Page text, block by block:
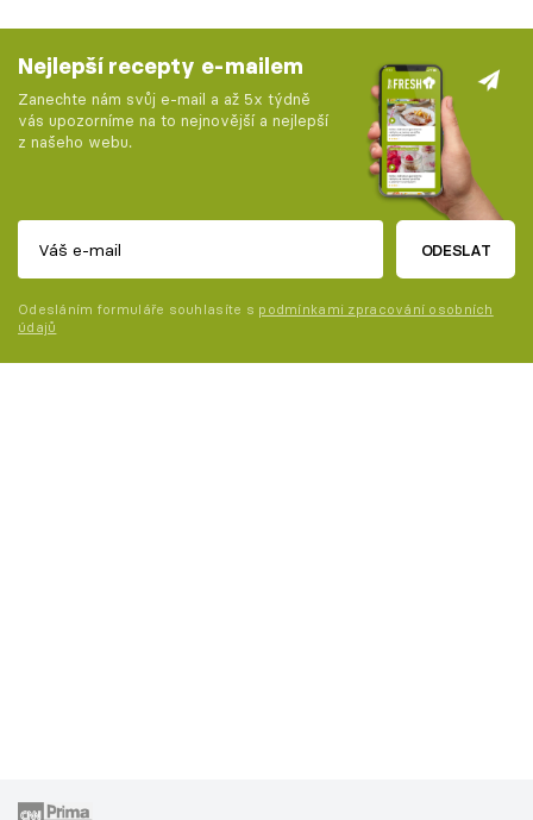
Nejlepší recepty e-mailem
Zanechte nám svůj e-mail a až 5x týdně
vás upozorníme na to nejnovější a nejlepší
z našeho webu.
ODESLAT
Odesláním formuláře souhlasíte s podmínkami zpracování osobních
údajů